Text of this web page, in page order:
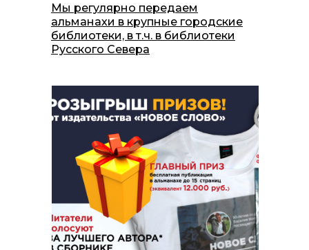
Мы регулярно передаем
альманахи в крупные городские
библиотеки, в т.ч. в библиотеки
Русского Севера